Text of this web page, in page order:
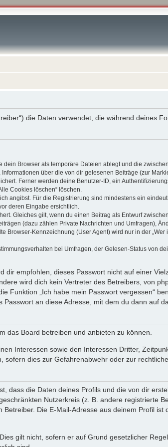
die Daten verwendet, die während deines
Browser als temporäre Dateien ablegt und die
über die von dir gelesenen Beiträge (zur
Ferner werden deine Benutzer-ID, ein
Cookies löschen“ löschen.
angibst. Für die Registrierung sind mindestens ein
deren Eingabe ersichtlich.
Gleiches gilt, wenn du einen Beitrag als Entwurf
(dazu zählen Private Nachrichten und Umfragen),
Kennzeichnung (User Agent) wird nur in der
bei Umfragen, der Gelesen-Status von
empfohlen, dieses Passwort nicht auf einer
wird dich kein Vertreter des Betreibers, von
Funktion „Ich habe mein Passwort vergessen“
an diese Adresse, mit dem du dann auf
das Board betreiben und anbieten zu können.
Interessen sowie den Interessen Dritter,
dies zur Gefahrenabwehr oder zur
dass die Daten deines Profils und die von dir
Nutzerkreis (z. B. andere registrierte
Die E-Mail-Adresse aus deinem Profil ist
gilt nicht, sofern er auf Grund gesetzlicher